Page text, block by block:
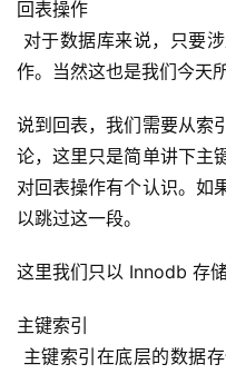
回表操作
作。当然这也是我们今天
说到回表，我们需要从索
论，这里只是简单讲下主
对回表操作有个认识。如
以跳过这一段。
这里我们只以 Innodb 存
主键索引